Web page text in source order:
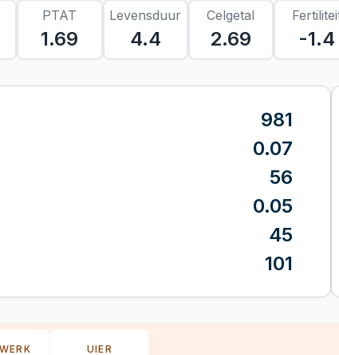
PTAT
1.69
Levensduur
4.4
Celgetal
2.69 -1.4
981
0.07
56
0.05
45
101
UIER